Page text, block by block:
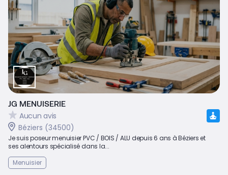
JG MENUISERIE
Aucun avis
Béziers (34500)
Je suis poseur menuisier PVC / BOIS / ALU depuis 6 ans à Béziers et
ses alentours spécialisé dans la...
Menuisier